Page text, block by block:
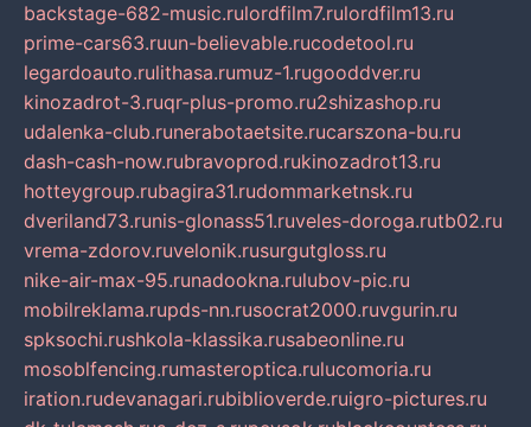
backstage-682-music.rulordfilm7.rulordfilm13.ru
prime-cars63.ruun-believable.rucodetool.ru
legardoauto.rulithasa.rumuz-1.rugooddver.ru
kinozadrot-3.ruqr-plus-promo.ru2shizashop.ru
udalenka-club.runerabotaetsite.rucarszona-bu.ru
dash-cash-now.rubravoprod.rukinozadrot13.ru
hotteygroup.rubagira31.rudommarketnsk.ru
dveriland73.runis-glonass51.ruveles-doroga.rutb02.ru
vrema-zdorov.ruvelonik.rusurgutgloss.ru
nike-air-max-95.runadookna.rulubov-pic.ru
mobilreklama.rupds-nn.rusocrat2000.ruvgurin.ru
spksochi.rushkola-klassika.rusabeonline.ru
mosoblfencing.rumasteroptica.rulucomoria.ru
iration.rudevanagari.rubiblioverde.ruigro-pictures.ru